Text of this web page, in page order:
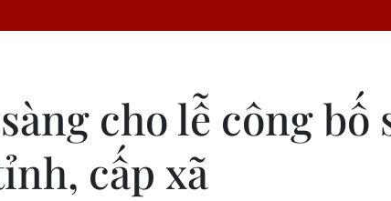
cho lễ công bố
cấp xã